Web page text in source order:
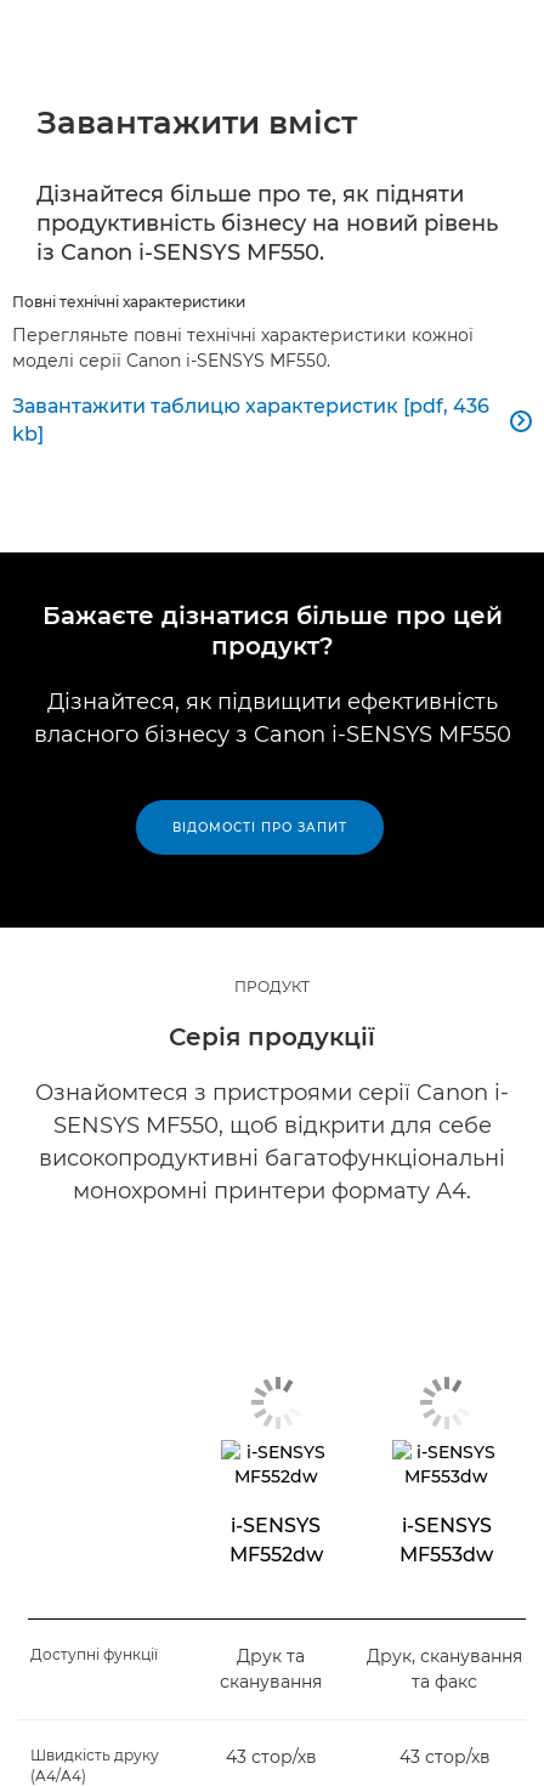
Завантажити вміст
Дізнайтеся більше про те, як підняти
продуктивність бізнесу на новий рівень
із Canon i-SENSYS MF550.
Повні технічні характеристики
Перегляньте повні технічні характеристики кожної
моделі серії Canon i-SENSYS MF550.
Завантажити таблицю характеристик [pdf, 436
kb]

Бажаєте дізнатися більше про цей
продукт?
Дізнайтеся, як підвищити ефективність
власного бізнесу з Canon i-SENSYS MF550
ВІДОМОСТІ ПРО ЗАПИТ
ПРОДУКТ
Серія продукції
Ознайомтеся з пристроями серії Canon i-
SENSYS MF550, щоб відкрити для себе
високопродуктивні багатофункціональні
монохромні принтери формату A4.
i-SENSYS
MF552dw
i-SENSYS
MF553dw
Доступні функції
Друк та
сканування
Друк, сканування
та факс
Швидкість друку
(A4/A4)
43 стор/хв 43 стор/хв